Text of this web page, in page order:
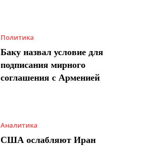
Политика
Баку назвал условие для
подписания мирного
соглашения с Арменией
Аналитика
США ослабляют Иран